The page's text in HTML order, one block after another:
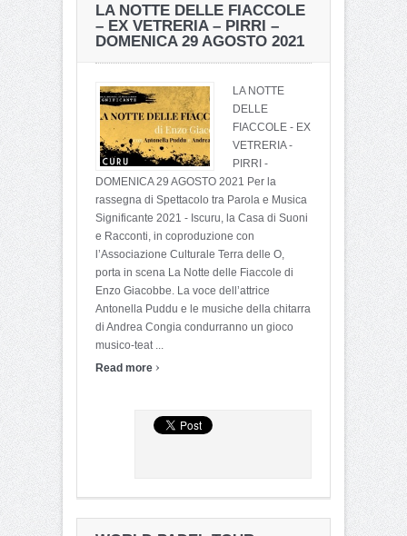
LA NOTTE DELLE FIACCOLE
– EX VETRERIA – PIRRI –
DOMENICA 29 AGOSTO 2021
LA NOTTE
DELLE
FIACCOLE - EX
VETRERIA -
PIRRI -
DOMENICA 29 AGOSTO 2021 Per la
rassegna di Spettacolo tra Parola e Musica
Significante 2021 - Iscuru, la Casa di Suoni
e Racconti, in coproduzione con
l’Associazione Culturale Terra delle O,
porta in scena La Notte delle Fiaccole di
Enzo Giacobbe. La voce dell’attrice
Antonella Puddu e le musiche della chitarra
di Andrea Congia condurranno un gioco
musico-teat ...
Read more ›